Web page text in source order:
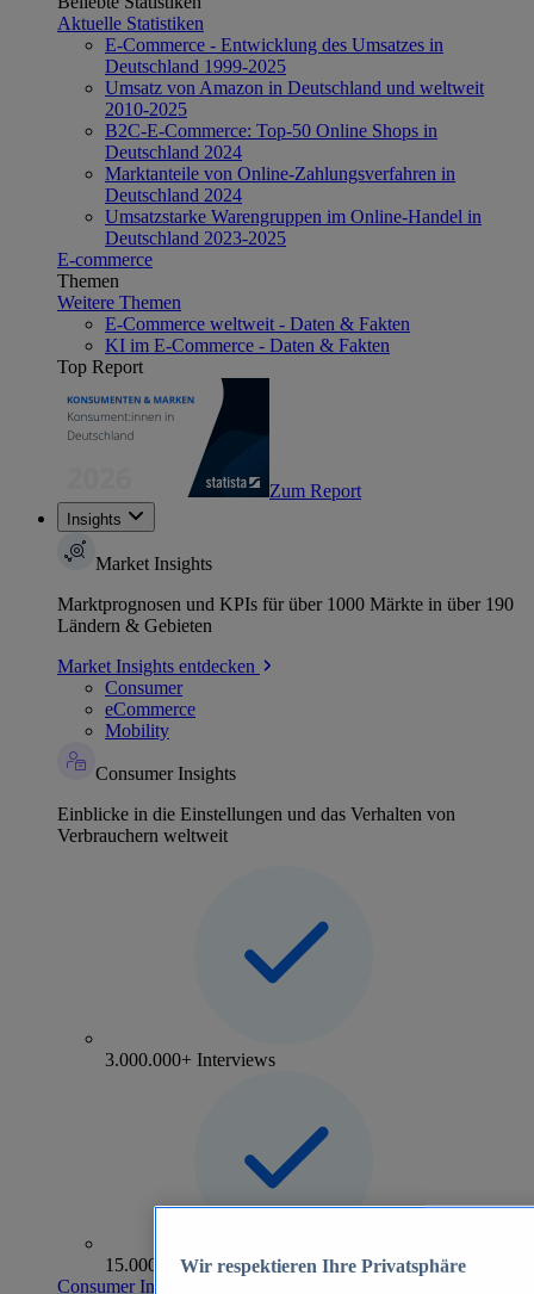
Aktuelle Statistiken
E-Commerce - Entwicklung des Umsatzes in
Deutschland 1999-2025
Umsatz von Amazon in Deutschland und weltweit
2010-2025
B2C-E-Commerce: Top-50 Online Shops in
Deutschland 2024
Marktanteile von Online-Zahlungsverfahren in
Deutschland 2024
Umsatzstarke Warengruppen im Online-Handel in
Deutschland 2023-2025
E-commerce
Themen
Weitere Themen
E-Commerce weltweit - Daten & Fakten
KI im E-Commerce - Daten & Fakten
Top Report
Zum Report
Insights
Market Insights
Marktprognosen und KPIs für über 1000 Märkte in über 190
Ländern & Gebieten
Market Insights entdecken
Consumer
eCommerce
Mobility
Consumer Insights
Einblicke in die Einstellungen und das Verhalten von
Verbrauchern weltweit
3.000.000+ Interviews
15.000+ Marken
Consumer Insights entdecken
Wir respektieren Ihre Privatsphäre